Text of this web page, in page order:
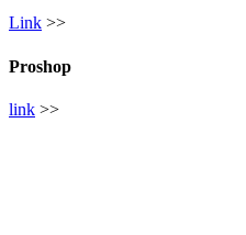
Link >>
Proshop
link >>